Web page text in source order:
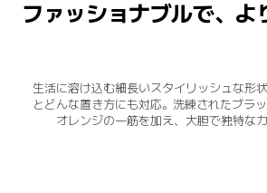
ファッショナブルで、よ
生活に溶け込む細長いスタイリッシュな形
とどんな置き方にも対応。洗練されたブラ
オレンジの一筋を加え、大胆で独特なカ